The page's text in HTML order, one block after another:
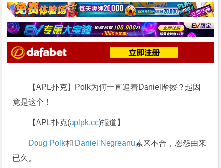
【APL扑克】Polk为何一直追着Daniel摩擦？起因
竟是这个！
【APL扑克(aplpk.cc)报道】
Doug Polk和 Daniel Negreanu素来不合，恩怨由来
已久。